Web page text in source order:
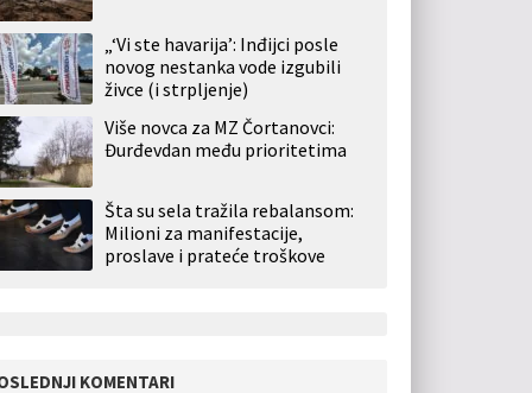
„‘Vi ste havarija’: Inđijci posle
novog nestanka vode izgubili
živce (i strpljenje)
Više novca za MZ Čortanovci:
Đurđevdan među prioritetima
Šta su sela tražila rebalansom:
Milioni za manifestacije,
proslave i prateće troškove
KOMENTARI